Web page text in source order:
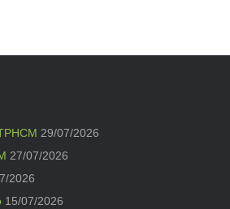
29/07/2026
27/07/2026
2026
15/07/2026